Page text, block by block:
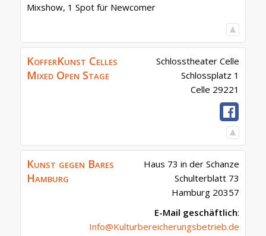
Mixshow, 1 Spot für Newcomer
KofferKunst Celles
Mixed Open Stage
Schlosstheater Celle
Schlossplatz 1
Celle 29221
Kunst gegen Bares
Hamburg
Haus 73 in der Schanze
Schulterblatt 73
Hamburg 20357
E-Mail geschäftlich:
Info@Kulturbereicherungsbetrieb.de